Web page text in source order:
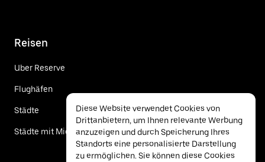
Reisen
Uber Reserve
Flughäfen
Städte
Städte mit Mietwagen
Diese Website verwendet Cookies von
Drittanbietern, um Ihnen relevante Werbung
anzuzeigen und durch Speicherung Ihres
Standorts eine personalisierte Darstellung
zu ermöglichen. Sie können diese Cookies